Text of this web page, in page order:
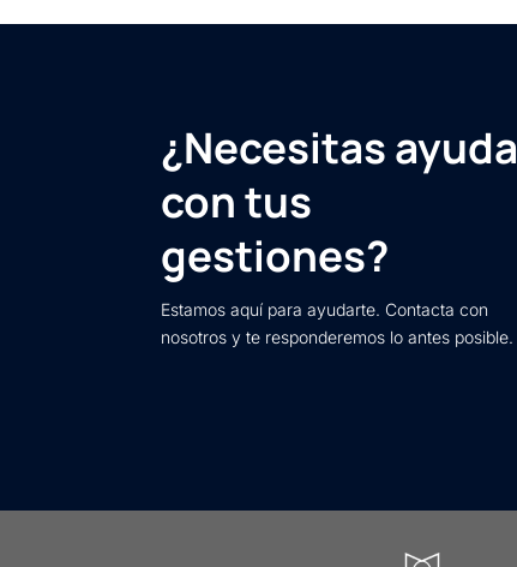
¿Necesitas ayuda
con tus
gestiones?
Estamos aquí para ayudarte. Contacta con
nosotros y te responderemos lo antes posible.